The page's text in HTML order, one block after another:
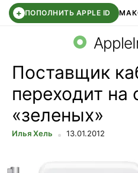
+ ПОПОЛНИТЬ APPLE ID
СБЕР КИДС ВТБ
Поставщик
переходит на
«зеленых»
Илья Хель 13.01.2012